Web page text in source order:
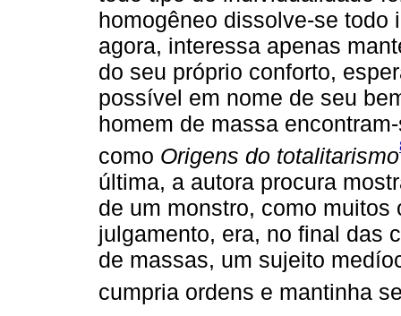
homogêneo dissolve-se
agora, interessa apenas
do seu próprio conforto,
possível em nome de seu
homem de massa
como Origens do totalitarismo
última, a autora procura
de um monstro, como
julgamento, era, no final das
de massas, um sujeito
cumpria ordens e mantinha